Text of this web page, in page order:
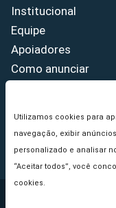
Utilizamos cookies para
navegação, exibir
personalizado e analisar
“Aceitar todos”, você
cookies.
Institucional
Equipe
Apoiadores
Como anunciar
Princípios Editoriais
Copyright ©